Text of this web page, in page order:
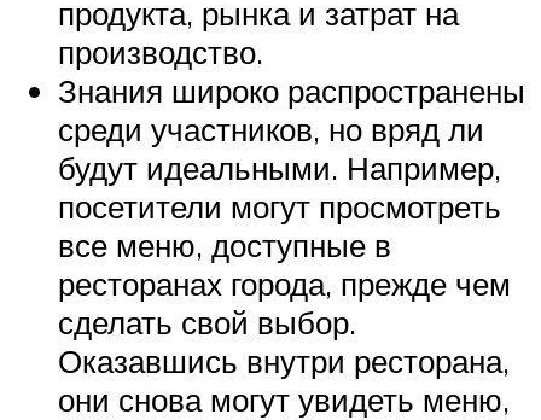
продукта, рынка и затрат на
производство.
Знания широко распространены
среди участников, но вряд ли
будут идеальными. Например,
посетители могут просмотреть
все меню, доступные в
ресторанах города, прежде чем
сделать свой выбор.
Оказавшись внутри ресторана,
они снова могут увидеть меню,